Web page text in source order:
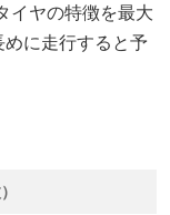
イヤの特徴を最大
に走行すると予